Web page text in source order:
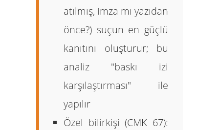
atılmış, imza mı yazıdan
önce?) suçun en güçlü
kanıtını oluşturur; bu
analiz "baskı izi
karşılaştırması" ile
yapılır
Özel bilirkişi (CMK 67):